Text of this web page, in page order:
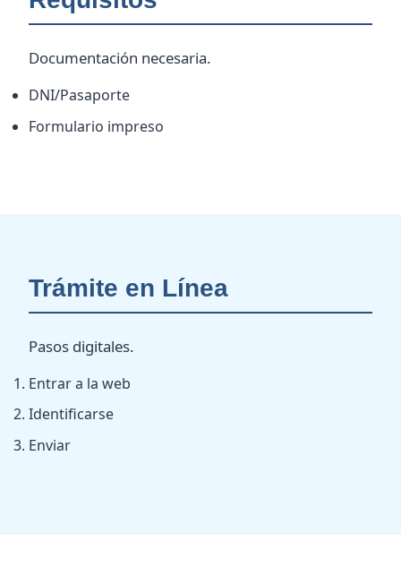
Documentación necesaria.
DNI/Pasaporte
Formulario impreso
Trámite en Línea
Pasos digitales.
Entrar a la web
Identificarse
Enviar